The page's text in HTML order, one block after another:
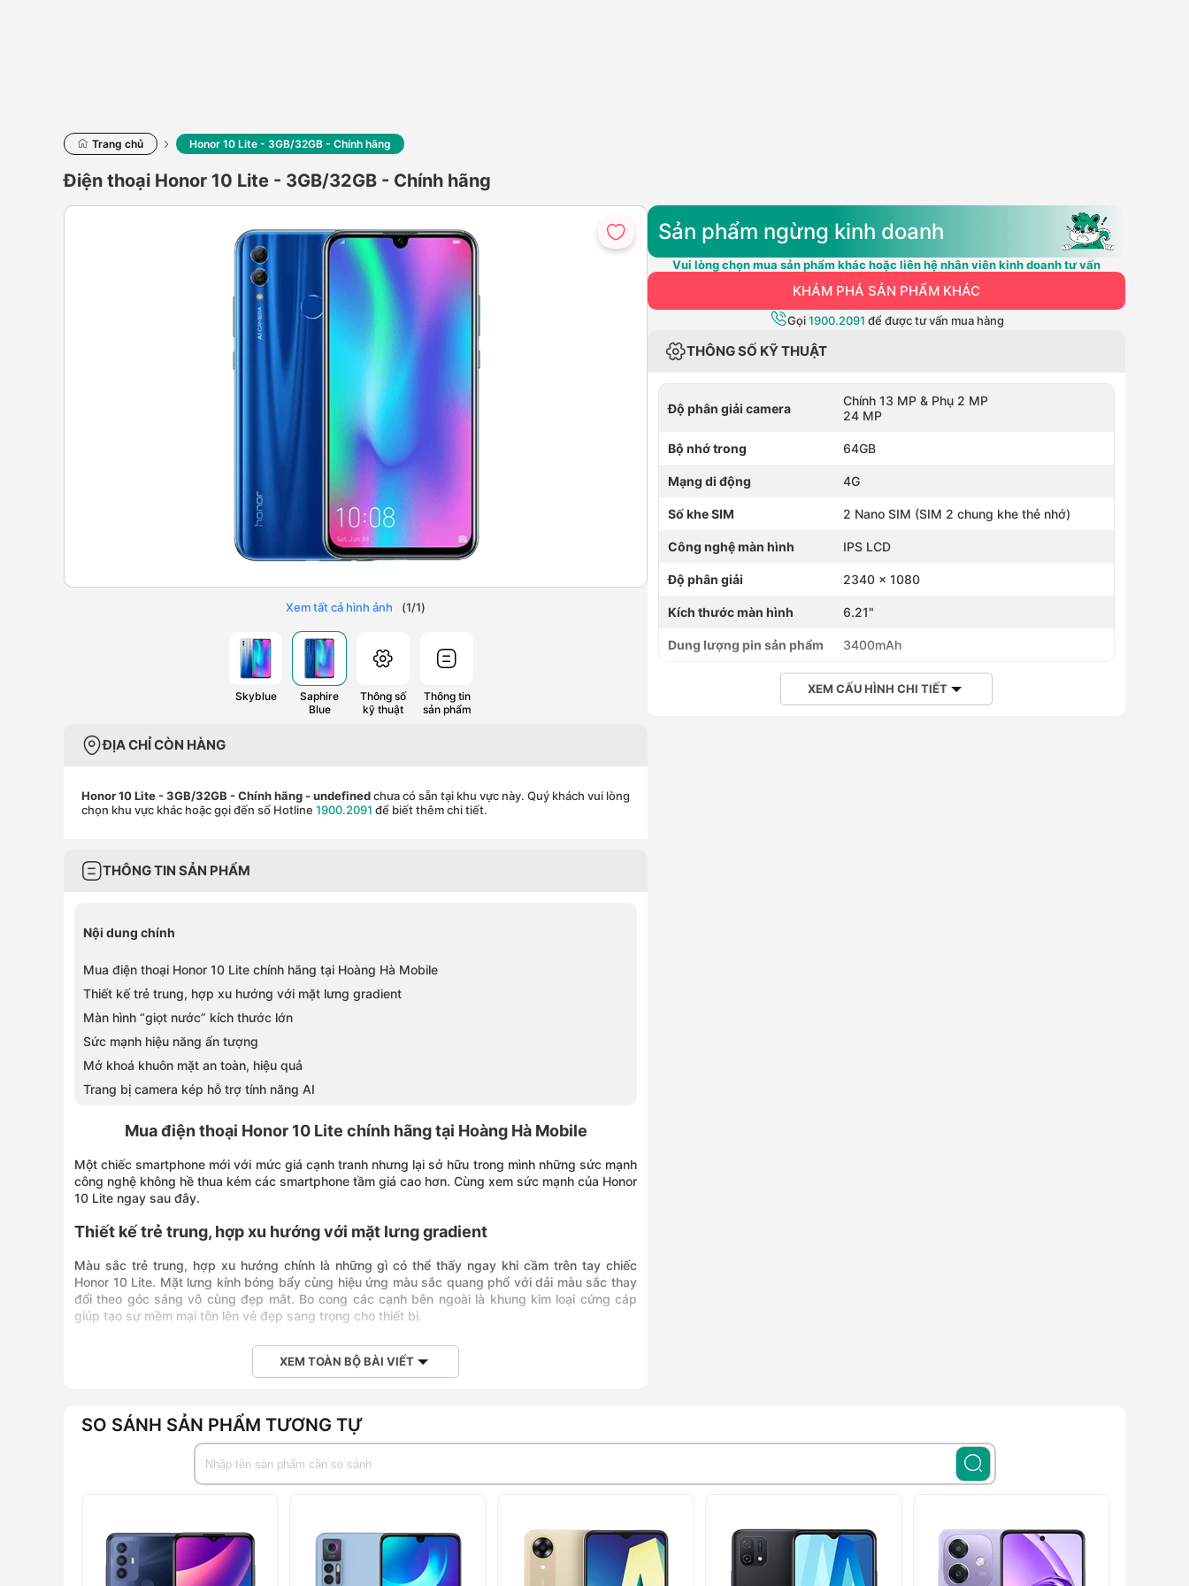
Trang chủ Honor 10 Lite - 3GB/32GB - Chính hãng
Điện thoại Honor 10 Lite - 3GB/32GB - Chính hãng
Xem tất cả hình ảnh (1/1)
Skyblue
Saphire
Blue
Thông số
kỹ thuật
Thông tin
sản phẩm
ĐỊA CHỈ CÒN HÀNG
Honor 10 Lite - 3GB/32GB - Chính hãng - undefinedchưa có sẵn tại khu vực này. Quý khách vui lòng
chọn khu vực khác hoặc gọi đến số Hotline 1900.2091 để biết thêm chi tiết.
THÔNG TIN SẢN PHẨM
Nội dung chính
Mua điện thoại Honor 10 Lite chính hãng tại Hoàng Hà Mobile
Thiết kế trẻ trung, hợp xu hướng với mặt lưng gradient
Màn hình “giọt nước” kích thước lớn
Sức mạnh hiệu năng ấn tượng
Mở khoá khuôn mặt an toàn, hiệu quả
Trang bị camera kép hỗ trợ tính năng AI
Mua điện thoại Honor 10 Lite chính hãng tại Hoàng Hà Mobile
Một chiếc smartphone mới với mức giá cạnh tranh nhưng lại sở hữu trong mình những sức mạnh
công nghệ không hề thua kém các smartphone tầm giá cao hơn. Cùng xem sức mạnh của Honor
10 Lite ngay sau đây.
Thiết kế trẻ trung, hợp xu hướng với mặt lưng gradient
Màu sắc trẻ trung, hợp xu hướng chính là những gì có thể thấy ngay khi cầm trên tay chiếc
Honor 10 Lite. Mặt lưng kính bóng bẩy cùng hiệu ứng màu sắc quang phổ với dải màu sắc thay
đổi theo góc sáng vô cùng đẹp mắt. Bo cong các cạnh bên ngoài là khung kim loại cứng cáp
giúp tạo sự mềm mại tôn lên vẻ đẹp sang trọng cho thiết bị.
Màn hình “giọt nước” kích thước lớn
Honor 10 Lite được trang bị màn hình có kích thước lớn 6.21 inch, kích thước này đảm bảo cho
người dùng có một không gian hiển thị thoải mái cho cả nhu cầu làm việc và giải trí.
Thiết kế notch giọt nước khá gọn gàng, tối ưu hoá tốt nhất diện tích hiển thị trong một chiếc
smartphone tương đối nhỏ gọn, dễ dàng mang theo bên mình 24/7.
Sức mạnh hiệu năng ấn tượng
Sức mạnh của Honor 10 Lite đặt vào con chip xư lý HiSillicon Kirin 720 mạnh mẽ, đi kèm với đó là
XEM TOÀN BỘ BÀI VIẾT
Sản phẩm ngừng kinh doanh
Vui lòng chọn mua sản phẩm khác hoặc liên hệ nhân viên kinh doanh tư vấn
KHÁM PHÁ SẢN PHẨM KHÁC
Gọi1900.2091 để được tư vấn mua hàng
THÔNG SỐ KỸ THUẬT
Độ phân giải camera
Chính 13 MP & Phụ 2 MP
24 MP
Bộ nhớ trong 64GB
Mạng di động 4G
Số khe SIM 2 Nano SIM (SIM 2 chung khe thẻ nhớ)
Công nghệ màn hình IPS LCD
Độ phân giải 2340 x 1080
Kích thước màn hình 6.21"
Dung lượng pin sản phẩm 3400mAh
XEM CẤU HÌNH CHI TIẾT
SO SÁNH SẢN PHẨM TƯƠNG TỰ